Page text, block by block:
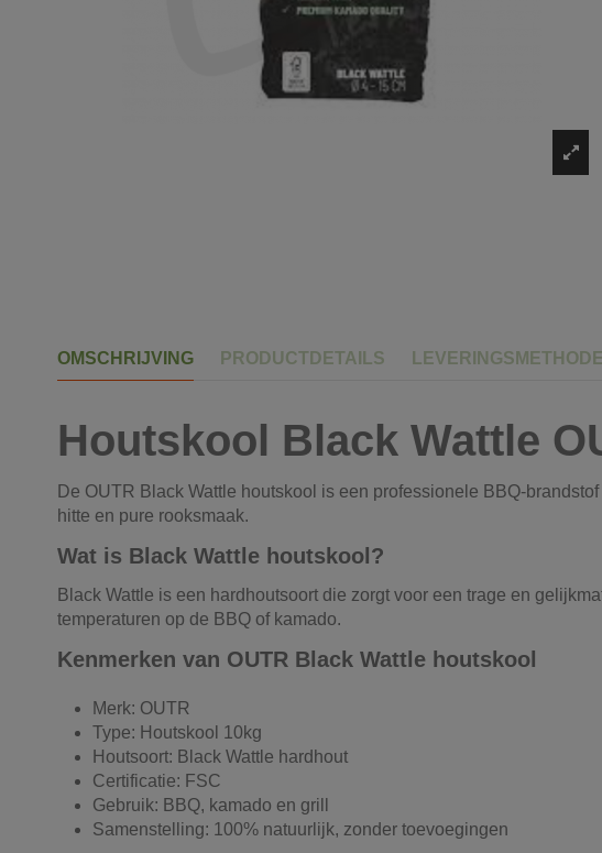
OMSCHRIJVING PRODUCTDETAILS
Houtskool Black Wattle
De OUTR Black Wattle houtskool is een professionele BBQ-
hitte en pure rooksmaak.
Wat is Black Wattle houtskool?
Black Wattle is een hardhoutsoort die zorgt voor een trage en
temperaturen op de BBQ of kamado.
Kenmerken van OUTR Black Wattle houtskool
Merk: OUTR
Type: Houtskool 10kg
Houtsoort: Black Wattle hardhout
Certificatie: FSC
Gebruik: BBQ, kamado en grill
Samenstelling: 100% natuurlijk, zonder toevoegingen